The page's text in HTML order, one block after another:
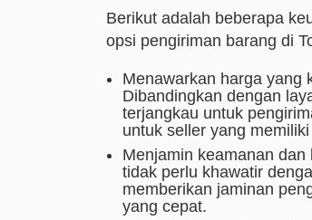
Berikut adalah beberapa
opsi pengiriman barang di
Menawarkan harga yang
Dibandingkan dengan
terjangkau untuk
untuk seller yang
Menjamin keamanan
tidak perlu khawatir
memberikan jaminan
yang cepat.